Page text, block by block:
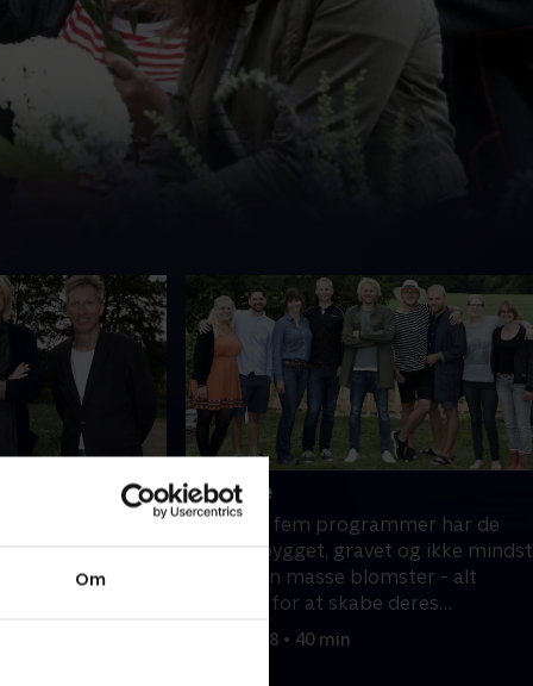
Om
6. Finale
Igennem fem programmer har de
fire par bygget, gravet og ikke mindst
plantet en masse blomster - alt
sammen for at skabe deres
drømmehaver på Egeskov Slot. Og nu
7. maj 2018 • 40 min